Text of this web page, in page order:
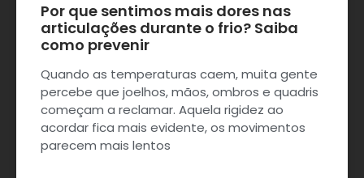
Por que sentimos mais dores nas
articulações durante o frio? Saiba
como prevenir
Quando as temperaturas caem, muita gente
percebe que joelhos, mãos, ombros e quadris
começam a reclamar. Aquela rigidez ao
acordar fica mais evidente, os movimentos
parecem mais lentos